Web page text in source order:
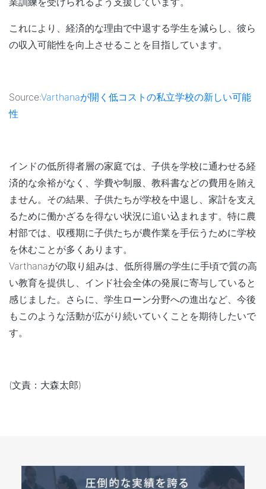
これにより、経済的な理由で中退する学生を減らし、彼ら
の収入可能性を向上させることを目指しています。
Source:Varthanaが開く低コストの私立学校の新しい可能
性
インドの低所得者層の家庭では、子供を学校に通わせる経
済的な余裕がなく、学費や制服、教科書などの費用を賄え
ません。その結果、子供たちが学校を中退し、家計を支え
るために働かざるを得ない状況に追い込まれます。特に農
村部では、収穫期に子供たちが農作業を手伝うために学校
を休むことが多くあります。
Varthanaがの取り組みは、低所得層の学生に手頃で質の高
い教育を提供し、インド社会全体の発展に寄与していると
感じました。さらに、学生ローン分野への進出など、今後
もこのような活動が広がり続いていくことを期待したいで
す。
(文責：大森太郎)